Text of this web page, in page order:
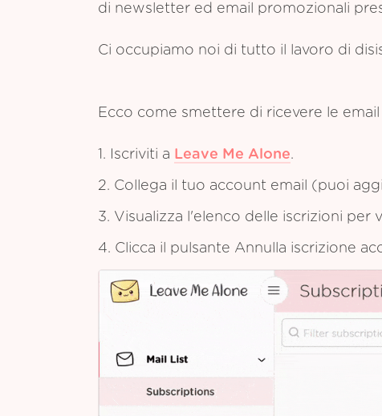
di newsletter ed email promozionali
Ci occupiamo noi di tutto il lavoro di
Ecco come smettere di ricevere le
1. Iscriviti a Leave Me Alone.
2. Collega il tuo account email (puoi
3. Visualizza l'elenco delle iscrizioni per
4. Clicca il pulsante Annulla iscrizione